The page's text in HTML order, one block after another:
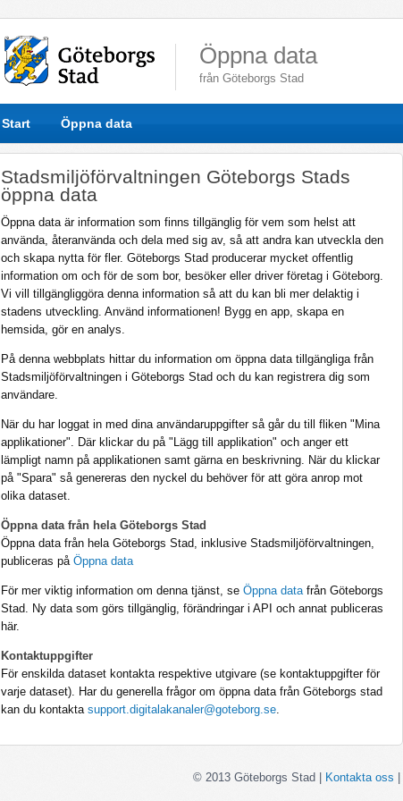
Öppna data
från Göteborgs Stad
Start Öppna data
Stadsmiljöförvaltningen Göteborgs Stads
öppna data
Öppna data är information som finns tillgänglig för vem som helst att
använda, återanvända och dela med sig av, så att andra kan utveckla den
och skapa nytta för fler. Göteborgs Stad producerar mycket offentlig
information om och för de som bor, besöker eller driver företag i Göteborg.
Vi vill tillgängliggöra denna information så att du kan bli mer delaktig i
stadens utveckling. Använd informationen! Bygg en app, skapa en
hemsida, gör en analys.
På denna webbplats hittar du information om öppna data tillgängliga från
Stadsmiljöförvaltningen i Göteborgs Stad och du kan registrera dig som
användare.
När du har loggat in med dina användaruppgifter så går du till fliken "Mina
applikationer". Där klickar du på "Lägg till applikation" och anger ett
lämpligt namn på applikationen samt gärna en beskrivning. När du klickar
på "Spara" så genereras den nyckel du behöver för att göra anrop mot
olika dataset.
Öppna data från hela Göteborgs Stad
Öppna data från hela Göteborgs Stad, inklusive Stadsmiljöförvaltningen,
publiceras påÖppna data
För mer viktig information om denna tjänst, seÖppna data från Göteborgs
Stad. Ny data som görs tillgänglig, förändringar i API och annat publiceras
här.
Kontaktuppgifter
För enskilda dataset kontakta respektive utgivare (se kontaktuppgifter för
varje dataset). Har du generella frågor om öppna data från Göteborgs stad
kan du kontaktasupport.digitalakanaler@goteborg.se
© 2013 Göteborgs Stad Kontakta oss